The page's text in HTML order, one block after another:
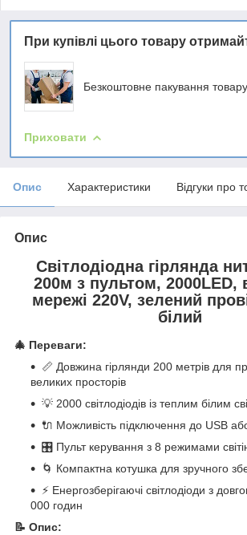
При купівлі цього товару
Безкоштовне пакування товару
Приховати
Опис Характеристики Відгуки про
Опис
Світлодіодна гірлянда
200м з пультом, 2000LED,
мережі 220V, зелений
білий
🎄 Переваги:
📏 Довжина гірлянди 200 метрів для
великих просторів
💡 2000 світлодіодів із теплим білим
🔌 Можливість підключення до USB
🎛️ Пульт керування з 8 режимами
🌀 Компактна котушка для зручного
⚡ Енергозберігаючі світлодіоди з
000 годин
📝 Опис: